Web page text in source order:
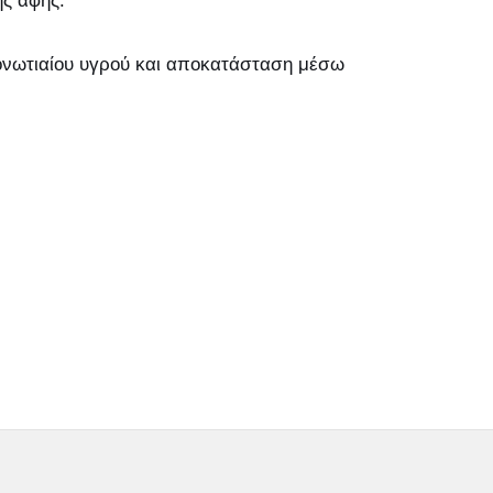
υγρού και αποκατάσταση μέσω